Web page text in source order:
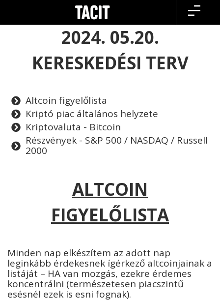
content
2024. 05.20.
KERESKEDÉSI TERV
Altcoin figyelőlista
Kriptó piac általános helyzete
Kriptovaluta - Bitcoin
Részvények - S&P 500 / NASDAQ / Russell
2000
ALTCOIN
FIGYELŐLISTA
Minden nap elkészítem az adott nap
leginkább érdekesnek ígérkező altcoinjainak a
listáját – HA van mozgás, ezekre érdemes
koncentrálni (természetesen piacszintű
esésnél ezek is esni fognak).